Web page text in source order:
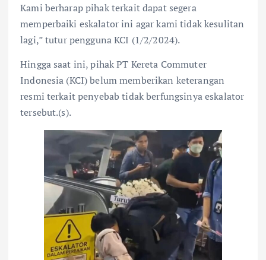
Kami berharap pihak terkait dapat segera
memperbaiki eskalator ini agar kami tidak kesulitan
lagi,” tutur pengguna KCI (1/2/2024).
Hingga saat ini, pihak PT Kereta Commuter
Indonesia (KCI) belum memberikan keterangan
resmi terkait penyebab tidak berfungsinya eskalator
tersebut.(s).